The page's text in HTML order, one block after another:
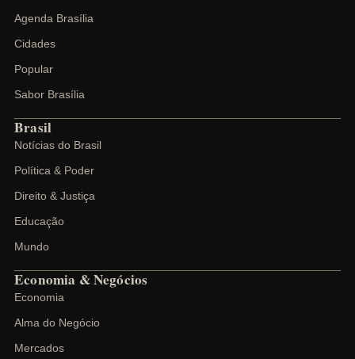
Agenda Brasília
Cidades
Popular
Sabor Brasília
Brasil
Notícias do Brasil
Política & Poder
Direito & Justiça
Educação
Mundo
Economia & Negócios
Economia
Alma do Negócio
Mercados